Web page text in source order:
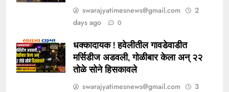
swarajyatimesnews@gmail.com
2
days ago
0
धक्कादायक ! हवेलीतील गावडेवाडीत
मर्सिडीज अडवली, गोळीबार केला अन् २२
तोळे सोने हिसकावले
swarajyatimesnews@gmail.com
3